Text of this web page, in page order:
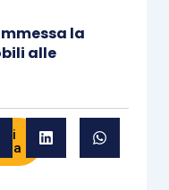
la
alle
di